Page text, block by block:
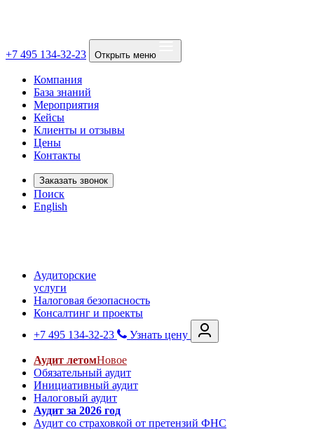
+7 495 134-32-23 Открыть меню
Компания
База знаний
Мероприятия
Кейсы
Клиенты и отзывы
Цены
Контакты
Заказать звонок
Поиск
English
Аудиторские
услуги
Налоговая безопасность
Консалтинг и проекты
+7 495 134-32-23
Узнать цену
Аудит летомНовое
Обязательный аудит
Инициативный аудит
Налоговый аудит
Аудит за 2026 год
Аудит со страховкой от претензий ФНС